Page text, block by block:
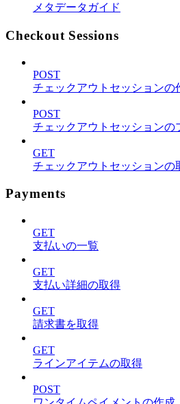
メタデータガイド
Checkout Sessions
POST
チェックアウトセッションの
POST
チェックアウトセッションの
GET
チェックアウトセッションの
Payments
GET
支払いの一覧
GET
支払い詳細の取得
GET
請求書を取得
GET
ラインアイテムの取得
POST